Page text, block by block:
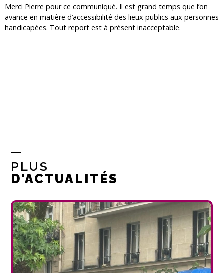
Merci Pierre pour ce communiqué. Il est grand temps que l’on
avance en matière d’accessibilité des lieux publics aux personnes
handicapées. Tout report est à présent inacceptable.
PLUS
D'ACTUALITÉS